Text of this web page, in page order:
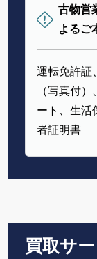
古物営
よるご
運転免許証
（写真付
ート、生活
者証明書
買取サ